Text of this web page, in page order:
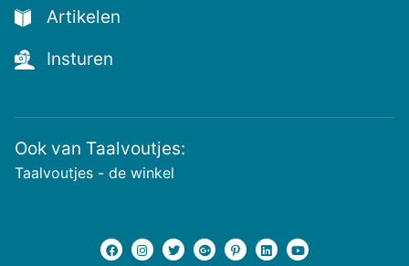
Artikelen
Insturen
Ook van Taalvoutjes:
Taalvoutjes - de winkel